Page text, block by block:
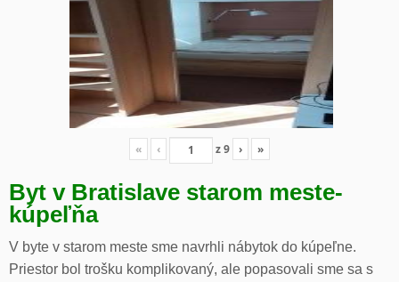
« ‹ z9 › »
Byt v Bratislave starom meste-
kúpeľňa
V byte v starom meste sme navrhli nábytok do kúpeľne.
Priestor bol trošku komplikovaný, ale popasovali sme sa s